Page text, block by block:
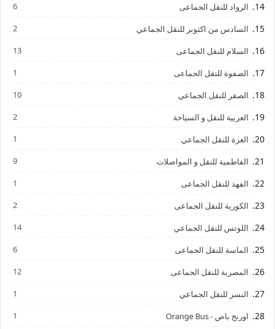
الرواد للنقل الجماعى 6
السادس من اكتوبر للنقل الجماعي 2
السلام للنقل الجماعى 13
الصفوة للنقل الجماعى 1
الصقر للنقل الجماعي 10
العربية للنقل و السياحة 2
العزة للنقل الجماعي 1
الفاطمية للنقل و المواصلات 9
الفهد للنقل الجماعى 1
الكورية للنقل الجماعى 2
اللوتس للنقل الجماعي 14
الماسة للنقل الجماعى 6
المصرية للنقل الجماعى 12
النسر للنقل الجماعي 1
اورنج باص - Orange Bus 1